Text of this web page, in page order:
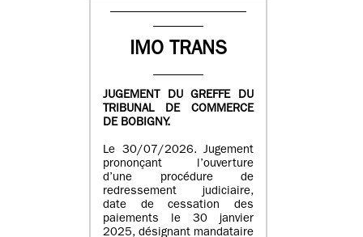
IMO TRANS
JUGEMENT DU GREFFE DU
TRIBUNAL DE COMMERCE
DE BOBIGNY.
Le 30/07/2026. Jugement
prononçant l’ouverture
d’une procédure de
redressement judiciaire,
date de cessation des
paiements le 30 janvier
2025, désignant mandataire